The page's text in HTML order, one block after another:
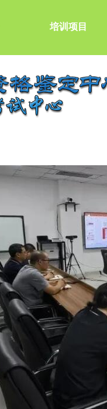
培训项目